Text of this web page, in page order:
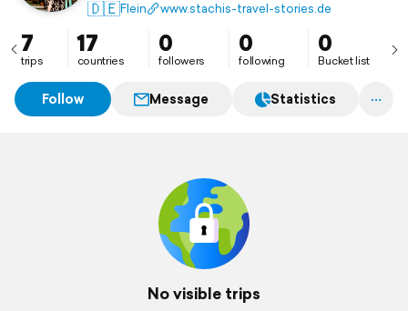
davon zu erzählen, wie wir sie erleben. Getreu dem
Motto: „Let The Good Times Roll!“ 😎
🇩🇪Flein www.stachis-travel-stories.de
7
trips
17
countries
0
followers
0
following
0
Bucket list
Follow Message Statistics
No visible trips